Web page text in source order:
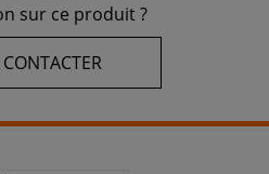
sur ce produit ?